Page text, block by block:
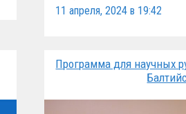
11 апреля, 2024 в 19:42
Программа для научных